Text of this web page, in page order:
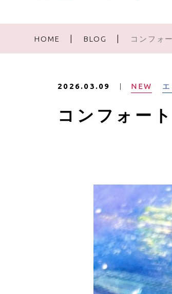
HOME BLOG コンフォ
2026.03.09 NEW
コンフォー